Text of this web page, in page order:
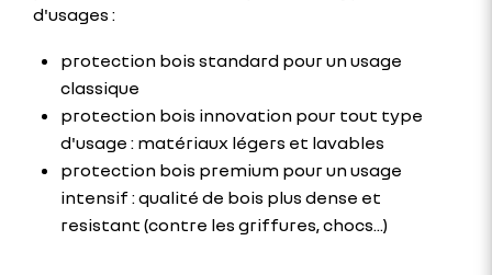
d'usages :
protection bois standard pour un usage
classique
protection bois innovation pour tout type
d'usage : matériaux légers et lavables
protection bois premium pour un usage
intensif : qualité de bois plus dense et
resistant (contre les griffures, chocs...)